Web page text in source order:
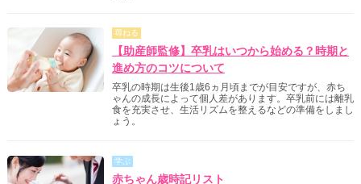
尋ねる
【助産師監修】卒乳はいつから始める？時期と
進め方のコツについて
卒乳の時期は生後1歳6ヵ月頃までが目安ですが、赤ち
ゃんの成長によって個人差があります。卒乳前には離乳
食を充実させ、生活リズムを整えるなどの準備をしまし
ょう。
学ぶ
赤ちゃん歳時記リスト